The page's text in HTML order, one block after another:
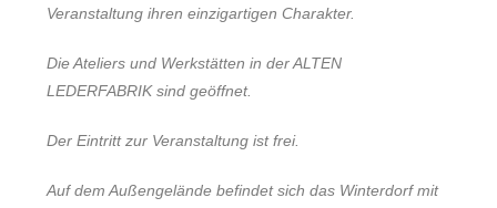
Veranstaltung ihren einzigartigen Charakter.
Die Ateliers und Werkstätten in der ALTEN
LEDERFABRIK sind geöffnet.
Der Eintritt zur Veranstaltung ist frei.
Auf dem Außengelände befindet sich das Winterdorf mit